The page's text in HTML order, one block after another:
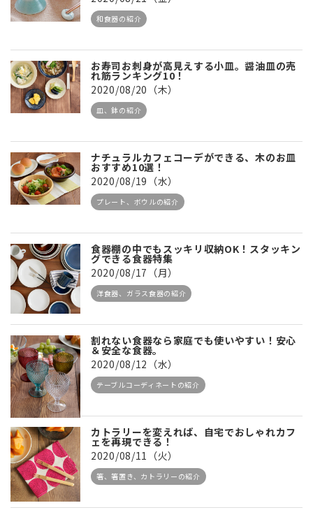
和食器の紹介
お寿司お刺身が高見えする小皿。醤油皿の売
れ筋ランキング10！
2020/08/20（木）
皿、鉢の紹介
ナチュラルカフェコーデができる、木のお皿
おすすめ10選！
2020/08/19（水）
プレート、ボウルの紹介
食器棚の中でもスッキリ収納OK！スタッキン
グできる食器特集
2020/08/17（月）
洋食器、ガラス食器の紹介
割れない食器なら家庭でも使いやすい！安心
＆安全な食器。
2020/08/12（水）
テーブルコーディネートの紹介
カトラリーを変えれば、自宅でおしゃれカフ
ェを再現できる！
2020/08/11（火）
箸、箸置き、カトラリーの紹介